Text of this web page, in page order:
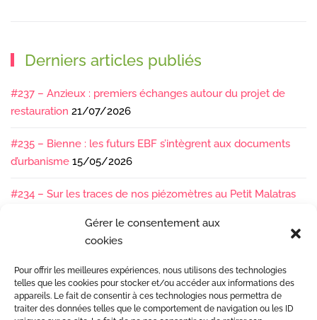
Gérer le consentement aux
cookies
Pour offrir les meilleures expériences, nous utilisons des technologies
telles que les cookies pour stocker et/ou accéder aux informations des
appareils. Le fait de consentir à ces technologies nous permettra de
traiter des données telles que le comportement de navigation ou les ID
Derniers articles publiés
#237 – Anzieux : premiers échanges autour du projet de
restauration 21/07/2026
#235 – Bienne : les futurs EBF s’intègrent aux documents
d’urbanisme 15/05/2026
#234 – Sur les traces de nos piézomètres au Petit Malatras
#233 – Les sédiments, ça se suit en équipe !
#232 – Sur le terrain avec l’Isère : ça bouge sous nos pieds !
07/04/2026